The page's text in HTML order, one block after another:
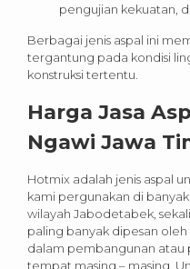
pengujian kekuatan,
Berbagai jenis aspal ini
tergantung pada kondisi
konstruksi tertentu.
Harga Jasa
Ngawi Jawa
Hotmix adalah jenis aspal
kami pergunakan di
wilayah Jabodetabek,
paling banyak dipesan
dalam pembangunan atau
tempat masing – masing.